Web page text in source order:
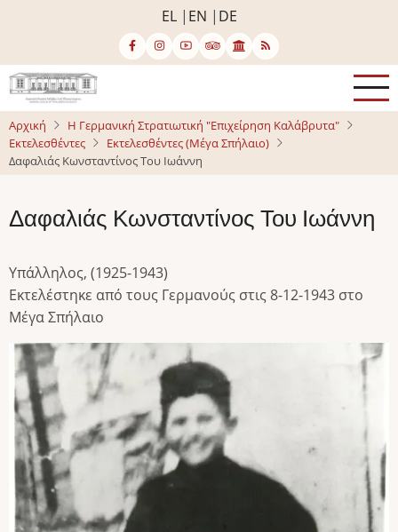
κυρίως
περιεχόμενο
EL EN DE
Αρχική
Η Γερμανική Στρατιωτική "Επιχείρηση Καλάβρυτα"
Εκτελεσθέντες
Εκτελεσθέντες (Μέγα Σπήλαιο)
Δαφαλιάς Κωνσταντίνος Του Ιωάννη
Δαφαλιάς Κωνσταντίνος Του Ιωάννη
Υπάλληλος, (1925-1943)
Εκτελέστηκε από τους Γερμανούς στις 8-12-1943 στο
Μέγα Σπήλαιο
Image